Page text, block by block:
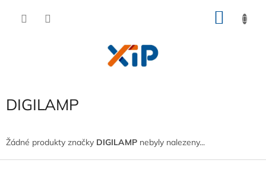
DIGILAMP
Žádné produkty značky DIGILAMP nebyly nalezeny...